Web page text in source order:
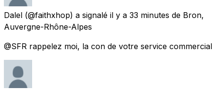
Dalel (@faithxhop) a signalé il y a 33 minutes de Bron,
Auvergne-Rhône-Alpes
@SFR rappelez moi, la con de votre service commercial